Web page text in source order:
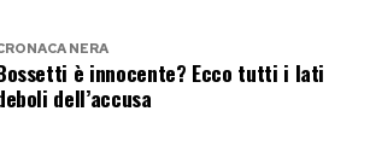
NERA
è innocente? Ecco tutti i lati
dell’accusa